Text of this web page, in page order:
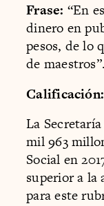
Frase: “En
dinero en
pesos, de lo
de maestros”.
Calificación:
La
mil 963
Social en
superior a la
para este